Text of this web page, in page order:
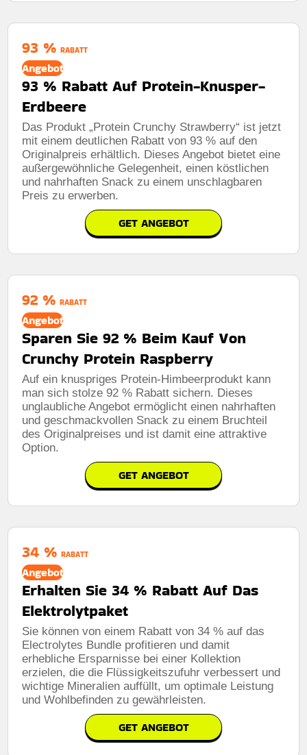
93 % RABATT
Angebot
93 % Rabatt Auf Protein-Knusper-
Erdbeere
Das Produkt „Protein Crunchy Strawberry“ ist jetzt
mit einem deutlichen Rabatt von 93 % auf den
Originalpreis erhältlich. Dieses Angebot bietet eine
außergewöhnliche Gelegenheit, einen köstlichen
und nahrhaften Snack zu einem unschlagbaren
Preis zu erwerben.
GET ANGEBOT
92 % RABATT
Angebot
Sparen Sie 92 % Beim Kauf Von
Crunchy Protein Raspberry
Auf ein knuspriges Protein-Himbeerprodukt kann
man sich stolze 92 % Rabatt sichern. Dieses
unglaubliche Angebot ermöglicht einen nahrhaften
und geschmackvollen Snack zu einem Bruchteil
des Originalpreises und ist damit eine attraktive
Option.
GET ANGEBOT
34 % RABATT
Angebot
Erhalten Sie 34 % Rabatt Auf Das
Elektrolytpaket
Sie können von einem Rabatt von 34 % auf das
Electrolytes Bundle profitieren und damit
erhebliche Ersparnisse bei einer Kollektion
erzielen, die die Flüssigkeitszufuhr verbessert und
wichtige Mineralien auffüllt, um optimale Leistung
und Wohlbefinden zu gewährleisten.
GET ANGEBOT